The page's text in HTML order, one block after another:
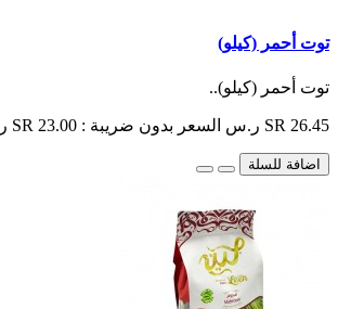
توت أحمر (كيلو)
توت أحمر (كيلو)..
SR 26.45 ر.س السعر بدون ضريبة : SR 23.00 ر.س
اضافة للسلة